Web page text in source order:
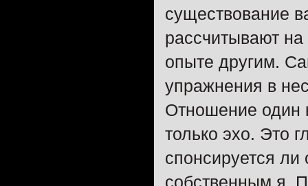
существование
рассчитывают
опыте другим.
упражнения в
Отношение один
только эхо. Это
спонсируется ли
собственным я.